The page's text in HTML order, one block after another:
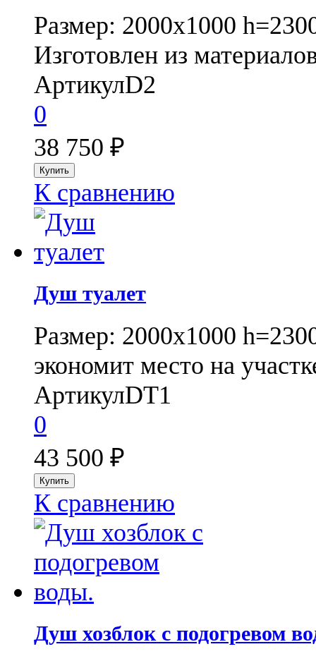
Размер: 2000x1000
Изготовлен из
АртикулD2
0
38 750 ₽
К сравнению
Душ туалет
Размер: 2000x1000
экономит место на
АртикулDT1
0
43 500 ₽
К сравнению
Душ хозблок с подогревом